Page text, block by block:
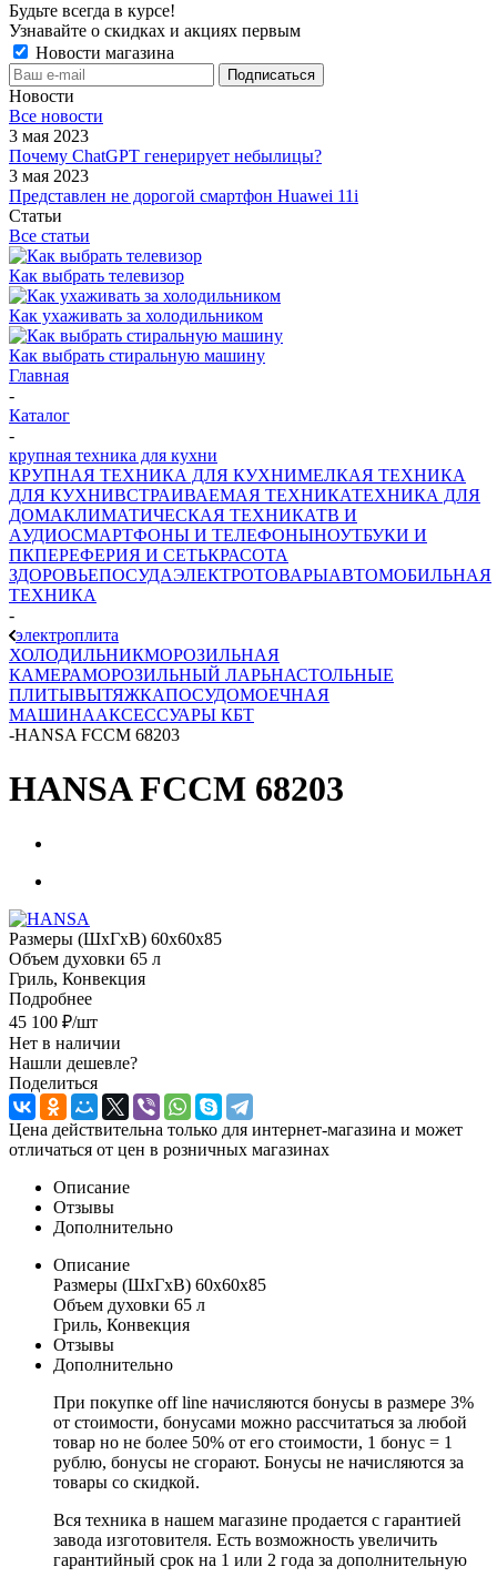
Будьте всегда в курсе!
Узнавайте о скидках и акциях первым
Новости магазина
Новости
Все новости
3 мая 2023
Почему ChatGPT генерирует небылицы?
3 мая 2023
Представлен не дорогой смартфон Huawei 11i
Статьи
Все статьи
Как выбрать телевизор
Как ухаживать за холодильником
Как выбрать стиральную машину
Главная
-
Каталог
-
крупная техника для кухни
КРУПНАЯ ТЕХНИКА ДЛЯ КУХНИМЕЛКАЯ ТЕХНИКА
ДЛЯ КУХНИВСТРАИВАЕМАЯ ТЕХНИКАТЕХНИКА ДЛЯ
ДОМАКЛИМАТИЧЕСКАЯ ТЕХНИКАТВ И
AУДИОСМАРТФОНЫ И ТЕЛЕФОНЫНОУТБУКИ И
ПКПЕРЕФЕРИЯ И СЕТЬКРАСОТА
ЗДОРОВЬЕПОСУДАЭЛЕКТРОТОВАРЫАВТОМОБИЛЬНАЯ
ТЕХНИКА
-
электроплита
ХОЛОДИЛЬНИКМОРОЗИЛЬНАЯ
КАМЕРАМОРОЗИЛЬНЫЙ ЛАРЬНАСТОЛЬНЫЕ
ПЛИТЫВЫТЯЖКАПОСУДОМОЕЧНАЯ
МАШИНААКСЕССУАРЫ КБТ
-HANSA FCCM 68203
HANSA FCCM 68203
Размеры (ШхГхВ) 60x60x85
Объем духовки 65 л
Гриль, Конвекция
Подробнее
45 100 ₽/шт
Нет в наличии
Нашли дешевле?
Поделиться
Цена действительна только для интернет-магазина и может
отличаться от цен в розничных магазинах
Описание
Отзывы
Дополнительно
Описание
Размеры (ШхГхВ) 60x60x85
Объем духовки 65 л
Гриль, Конвекция
Отзывы
Дополнительно
При покупке off line начисляются бонусы в размере 3%
от стоимости, бонусами можно рассчитаться за любой
товар но не более 50% от его стоимости, 1 бонус = 1
рублю, бонусы не сгорают. Бонусы не начисляются за
товары со скидкой.
Вся техника в нашем магазине продается с гарантией
завода изготовителя. Есть возможность увеличить
гарантийный срок на 1 или 2 года за дополнительную